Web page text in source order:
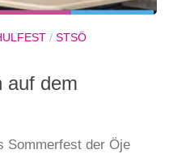
/ STSÖ
auf dem
Sommerfest der Öje